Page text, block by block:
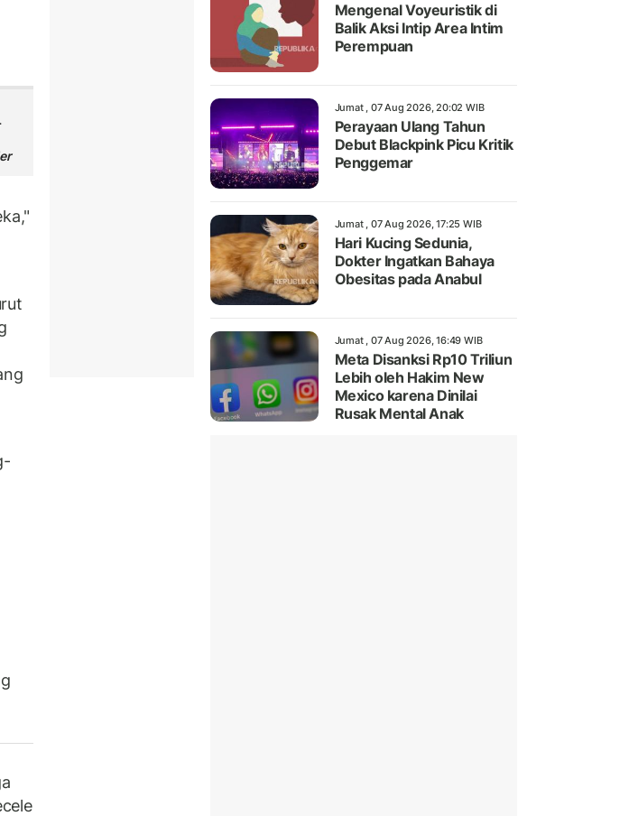
Mengenal Voyeuristik di
Balik Aksi Intip Area Intim
Perempuan
Jumat , 07 Aug 2026, 20:02 WIB
Perayaan Ulang Tahun
Debut Blackpink Picu Kritik
Penggemar
Jumat , 07 Aug 2026, 17:25 WIB
Hari Kucing Sedunia,
Dokter Ingatkan Bahaya
Obesitas pada Anabul
Jumat , 07 Aug 2026, 16:49 WIB
Meta Disanksi Rp10 Triliun
Lebih oleh Hakim New
Mexico karena Dinilai
Rusak Mental Anak